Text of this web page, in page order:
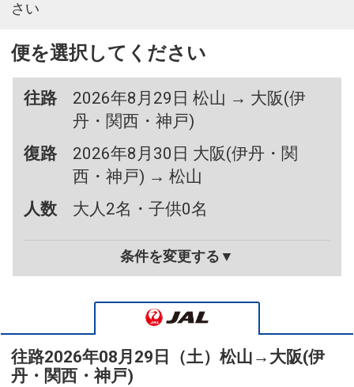
さい
便を選択してください
往路
2026年8月29日 松山 → 大阪(伊
丹・関西・神戸)
復路
2026年8月30日 大阪(伊丹・関
西・神戸) → 松山
人数
大人2名・子供0名
条件を変更する▼
往路2026年08月29日（土） 松山 → 大阪(伊
丹・関西・神戸)